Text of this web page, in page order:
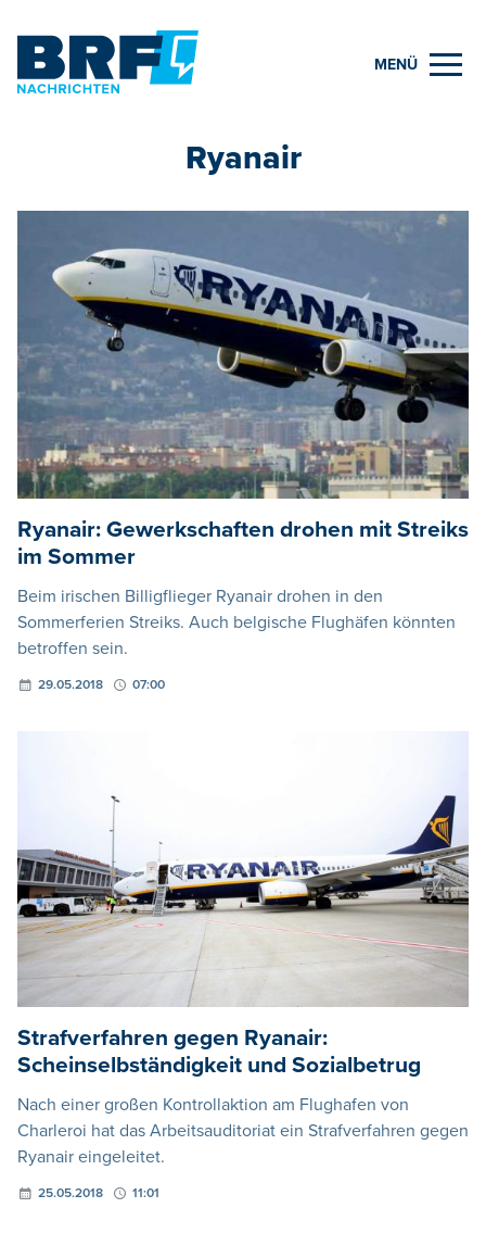
MENÜ
Ryanair
Ryanair: Gewerkschaften drohen mit Streiks
im Sommer
Beim irischen Billigflieger Ryanair drohen in den
Sommerferien Streiks. Auch belgische Flughäfen könnten
betroffen sein.
29.05.2018 07:00
Strafverfahren gegen Ryanair:
Scheinselbständigkeit und Sozialbetrug
Nach einer großen Kontrollaktion am Flughafen von
Charleroi hat das Arbeitsauditoriat ein Strafverfahren gegen
Ryanair eingeleitet.
25.05.2018 11:01